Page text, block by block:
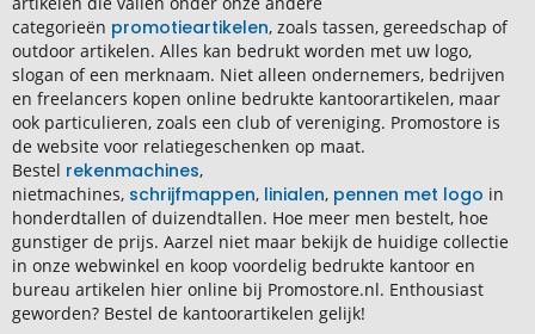
categorieën promotieartikelen, zoals tassen, gereedschap of
outdoor artikelen. Alles kan bedrukt worden met uw logo,
slogan of een merknaam. Niet alleen ondernemers, bedrijven
en freelancers kopen online bedrukte kantoorartikelen, maar
ook particulieren, zoals een club of vereniging. Promostore is
de website voor relatiegeschenken op maat.
Bestel rekenmachines,
nietmachines, schrijfmappen, linialen, pennen met logo in
honderdtallen of duizendtallen. Hoe meer men bestelt, hoe
gunstiger de prijs. Aarzel niet maar bekijk de huidige collectie
in onze webwinkel en koop voordelig bedrukte kantoor en
bureau artikelen hier online bij Promostore.nl. Enthousiast
geworden? Bestel de kantoorartikelen gelijk!